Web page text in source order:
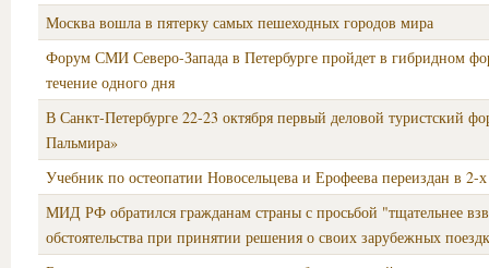
Москва вошла в пятерку самых пешеходных городов мира
Форум СМИ Северо-Запада в Петербурге пройдет в гибридном
течение одного дня
В Санкт-Петербурге 22-23 октября первый деловой туристский
Пальмира»
Учебник по остеопатии Новосельцева и Ерофеева переиздан в 2-
МИД РФ обратился гражданам страны с просьбой "тщательнее
обстоятельства при принятии решения о своих зарубежных